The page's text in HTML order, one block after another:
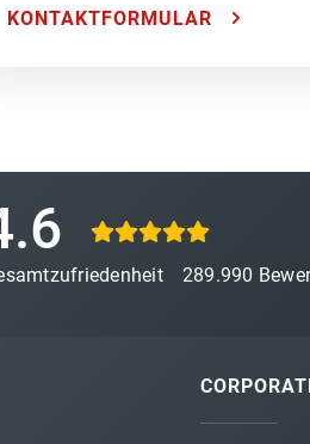
KONTAKTFORMULAR
289.990